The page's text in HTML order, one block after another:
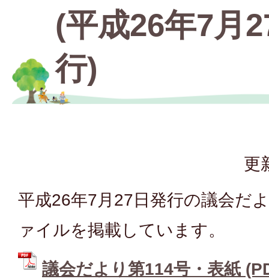
(平成26年7月
行)
更
平成26年7月27日発行の議会だ
ァイルを掲載しています。
議会だより第114号・表紙